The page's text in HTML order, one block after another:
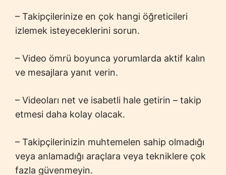
– Takipçilerinize en çok hangi öğreticileri
izlemek isteyeceklerini sorun.
– Video ömrü boyunca yorumlarda aktif kalın
ve mesajlara yanıt verin.
– Videoları net ve isabetli hale getirin – takip
etmesi daha kolay olacak.
– Takipçilerinizin muhtemelen sahip olmadığı
veya anlamadığı araçlara veya tekniklere çok
fazla güvenmeyin.